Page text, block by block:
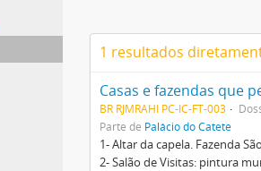
1 resultados
BR RJMRAHI PC-IC-FT-003
Parte de Palácio do Catete
1- Altar da capela. Fazenda
2- Salão de Visitas: pintura